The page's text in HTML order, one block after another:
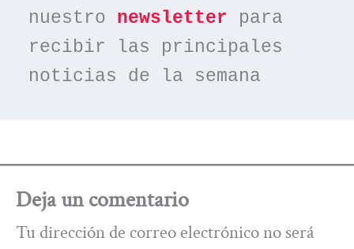
nuestro newsletter para
recibir las principales
noticias de la semana
Deja un comentario
Tu dirección de correo electrónico no será